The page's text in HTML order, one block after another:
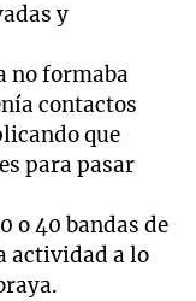
y
no formaba
contactos
que
para pasar
o 40 bandas de
actividad a lo